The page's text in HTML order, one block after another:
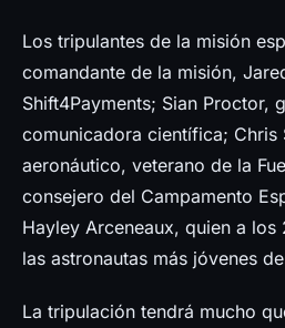
Los tripulantes de la misión
comandante de la misión,
Shift4Payments; Sian Proctor,
comunicadora científica; Chris
aeronáutico, veterano de la
consejero del Campamento
Hayley Arceneaux, quien a los
las astronautas más jóvenes
La tripulación tendrá mucho